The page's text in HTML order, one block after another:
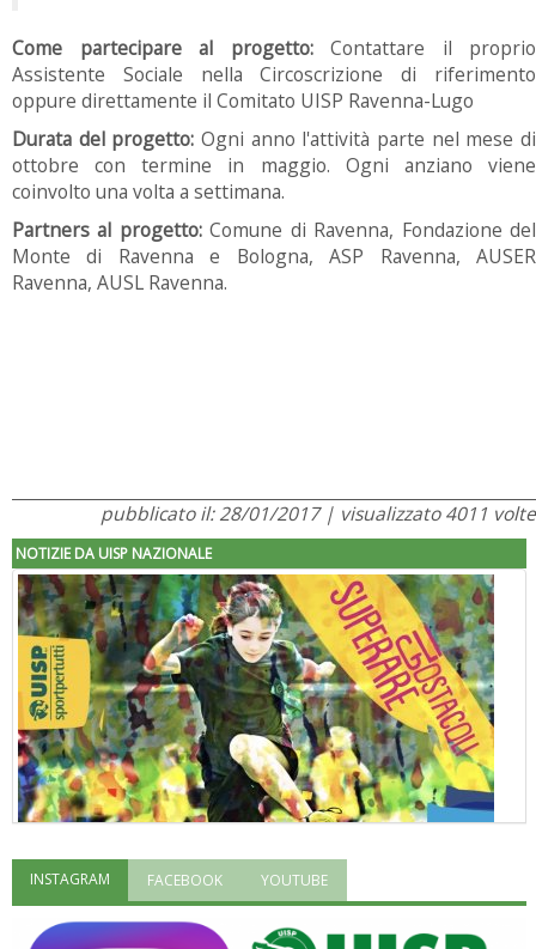
Come partecipare al progetto: Contattare il proprio
Assistente Sociale nella Circoscrizione di riferimento
oppure direttamente il Comitato UISP Ravenna-Lugo
Durata del progetto: Ogni anno l'attività parte nel mese di
ottobre con termine in maggio. Ogni anziano viene
coinvolto una volta a settimana.
Partners al progetto:Comune di Ravenna, Fondazione del
Monte di Ravenna e Bologna, ASP Ravenna, AUSER
Ravenna, AUSL Ravenna.
pubblicato il: 28/01/2017 | visualizzato 4011 volte
NOTIZIE DA UISP NAZIONALE
"Superare gli ostacoli": la relazione di Tiziano Pesce al CN Uisp
INSTAGRAM FACEBOOK YOUTUBE